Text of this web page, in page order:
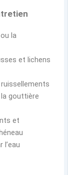
la
et lichens
gouttière
et
l’eau